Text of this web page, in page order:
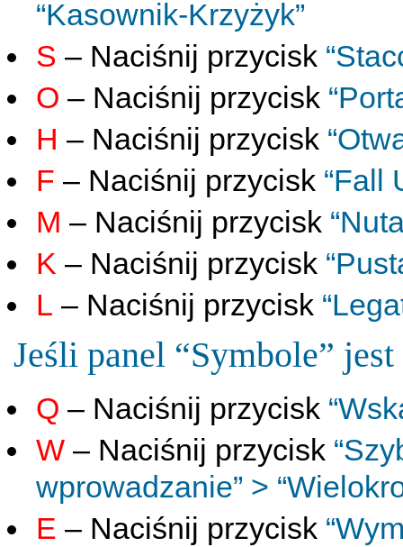
“Kasownik-Krzyżyk”
S – Naciśnij przycisk
O – Naciśnij przycisk
H – Naciśnij przycisk
F – Naciśnij przycisk “Fall
M – Naciśnij przycisk
K – Naciśnij przycisk
L – Naciśnij przycisk
Jeśli panel “Symbole”
Q – Naciśnij przycisk
W – Naciśnij przycisk
wprowadzanie” >
E – Naciśnij przycisk